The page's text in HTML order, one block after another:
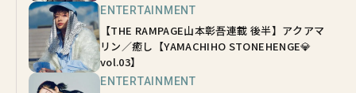
ENTERTAINMENT
【THE RAMPAGE山本彰吾連載 後半】アクアマ
リン／癒し【YAMACHIHO STONEHENGE💎
vol.03】
ENTERTAINMENT